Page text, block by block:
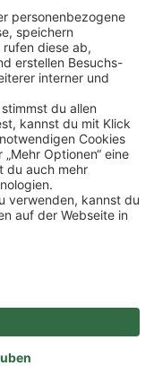
sehen.
Einstellungen